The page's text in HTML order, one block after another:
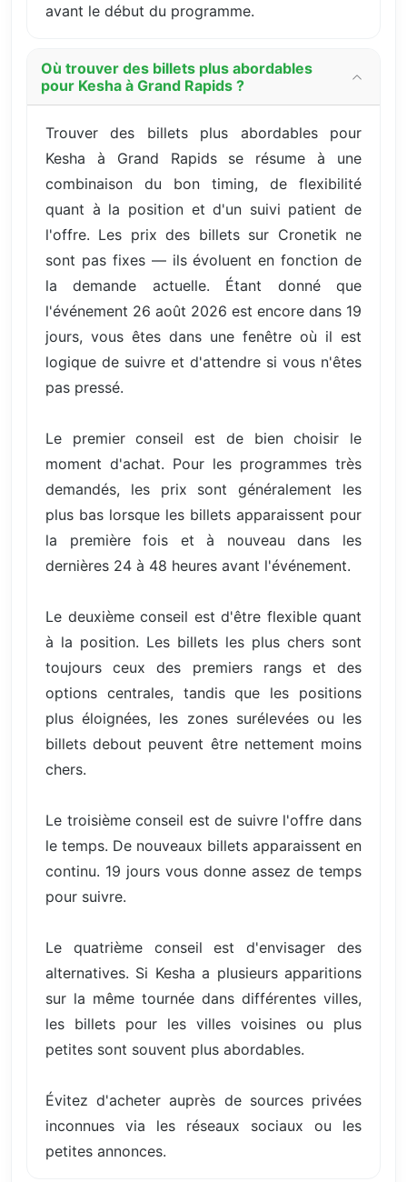
avant le début du programme.
Où trouver des billets plus abordables
pour Kesha à Grand Rapids ?
Trouver des billets plus abordables pour
Kesha à Grand Rapids se résume à une
combinaison du bon timing, de flexibilité
quant à la position et d'un suivi patient de
l'offre. Les prix des billets sur Cronetik ne
sont pas fixes — ils évoluent en fonction de
la demande actuelle. Étant donné que
l'événement 26 août 2026 est encore dans 19
jours, vous êtes dans une fenêtre où il est
logique de suivre et d'attendre si vous n'êtes
pas pressé.
Le premier conseil est de bien choisir le
moment d'achat. Pour les programmes très
demandés, les prix sont généralement les
plus bas lorsque les billets apparaissent pour
la première fois et à nouveau dans les
dernières 24 à 48 heures avant l'événement.
Le deuxième conseil est d'être flexible quant
à la position. Les billets les plus chers sont
toujours ceux des premiers rangs et des
options centrales, tandis que les positions
plus éloignées, les zones surélevées ou les
billets debout peuvent être nettement moins
chers.
Le troisième conseil est de suivre l'offre dans
le temps. De nouveaux billets apparaissent en
continu. 19 jours vous donne assez de temps
pour suivre.
Le quatrième conseil est d'envisager des
alternatives. Si Kesha a plusieurs apparitions
sur la même tournée dans différentes villes,
les billets pour les villes voisines ou plus
petites sont souvent plus abordables.
Évitez d'acheter auprès de sources privées
inconnues via les réseaux sociaux ou les
petites annonces.